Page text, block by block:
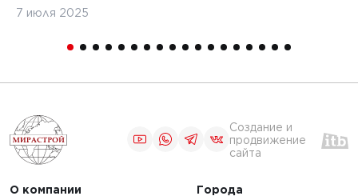
7 июля 2025
Создание и
продвижение
сайта
О компании Города